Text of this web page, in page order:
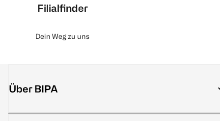
Filialfinder
Dein Weg zu uns
Über BIPA